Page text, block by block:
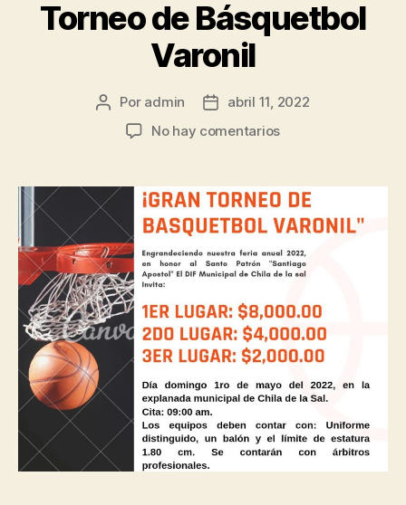
Torneo de Básquetbol
Varonil
Por admin
abril 11, 2022
No hay comentarios